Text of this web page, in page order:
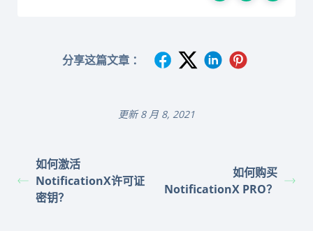
分享这篇文章 ：
更新 8 月 8, 2021
如何激活
NotificationX许可证
密钥？
如何购买
NotificationX PRO？